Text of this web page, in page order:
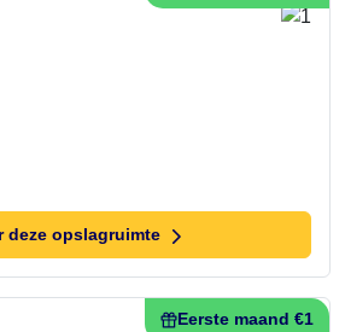
deze opslagruimte
Eerste maand €1